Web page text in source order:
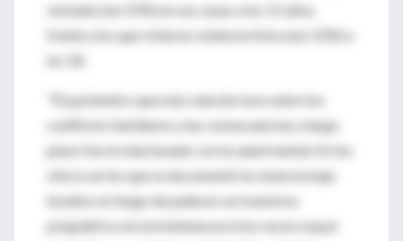
verbales (un 55%) en sus casas a los 15 años,
frente a los que vivieron violencia física (un 12%) a
los 18.
"El parámetro que más relación tuvo entre los
conflictos familiares y las consecuencias a largo
plazo fue el relacionado con la salud mental. En los
chicos en los que se documentó la vivencia bajo
insultos el riesgo de padecer un trastorno
psiquiátrico en la treintena era tres veces mayor